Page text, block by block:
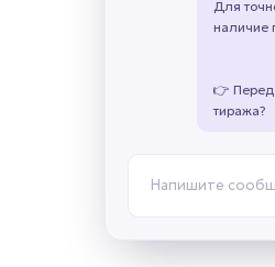
Для
наличие
👉
тиража?
Напишите